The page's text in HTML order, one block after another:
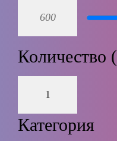
Количество
Категория